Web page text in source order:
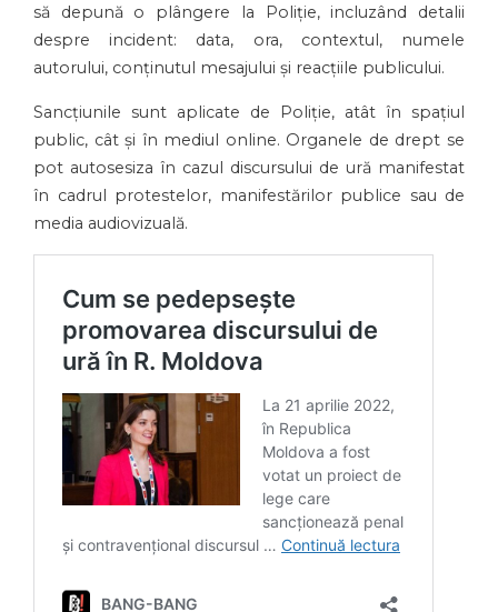
să depună o plângere la Poliție, incluzând detalii
despre incident: data, ora, contextul, numele
autorului, conținutul mesajului și reacțiile publicului.
Sancțiunile sunt aplicate de Poliție, atât în spațiul
public, cât și în mediul online. Organele de drept se
pot autosesiza în cazul discursului de ură manifestat
în cadrul protestelor, manifestărilor publice sau de
media audiovizuală.